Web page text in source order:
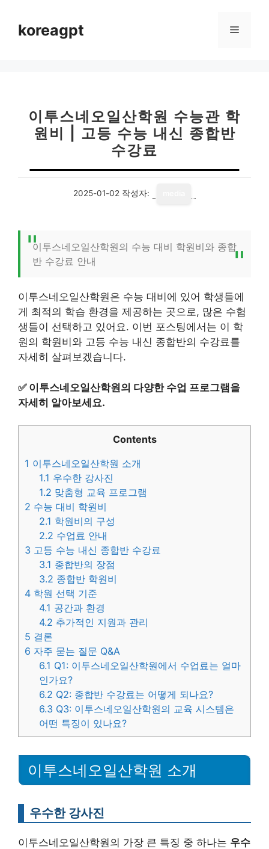
koreagpt 메
이투스네오일산학원 수능관 학
원비 | 고등 수능 내신 종합반
수강료
2025-01-02 작성자:
이투스네오일산학원의 수능 대비 학원비와 종합
반 수강료 안내
이투스네오일산학원은 수능 대비에 있어 학생들에
게 최적의 학습 환경을 제공하는 곳으로, 많은 수험
생들이 선택하고 있어요. 이번 포스팅에서는 이 학
원의 학원비와 고등 수능 내신 종합반의 수강료를
자세히 살펴보겠습니다.
✅ 이투스네오일산학원의 다양한 수업 프로그램을
자세히 알아보세요.
Contents
1 이투스네오일산학원 소개
1.1 우수한 강사진
1.2 맞춤형 교육 프로그램
2 수능 대비 학원비
2.1 학원비의 구성
2.2 수업료 안내
3 고등 수능 내신 종합반 수강료
3.1 종합반의 장점
3.2 종합반 학원비
4 학원 선택 기준
4.1 공간과 환경
4.2 추가적인 지원과 관리
5 결론
6 자주 묻는 질문 Q&A
6.1 Q1: 이투스네오일산학원에서 수업료는 얼마
인가요?
6.2 Q2: 종합반 수강료는 어떻게 되나요?
6.3 Q3: 이투스네오일산학원의 교육 시스템은
어떤 특징이 있나요?
이투스네오일산학원 소개
우수한 강사진
이투스네오일산학원의 가장 큰 특징 중 하나는 우수